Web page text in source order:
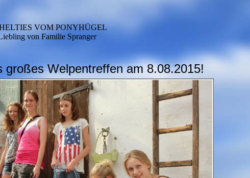
VOM PONYHÜGEL
von Familie Spranger
großes Welpentreffen am 8.08.2015!